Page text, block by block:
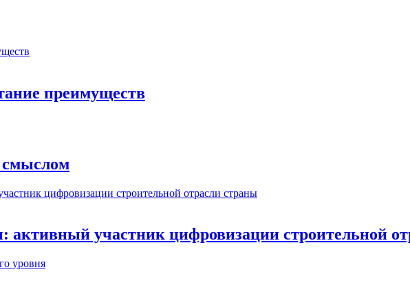
преимуществ
активный участник цифровизации строительной